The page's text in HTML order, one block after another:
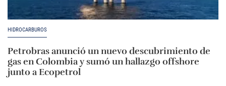
HIDROCARBUROS
Petrobras anunció un nuevo descubrimiento de
gas en Colombia y sumó un hallazgo offshore
junto a Ecopetrol